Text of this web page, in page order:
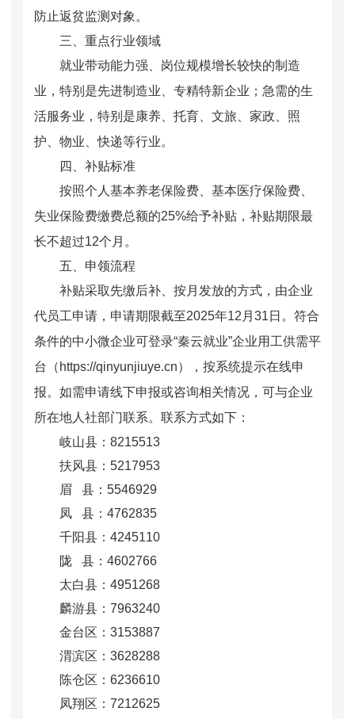
防止返贫监测对象。
三、重点行业领域
就业带动能力强、岗位规模增长较快的制造
业，特别是先进制造业、专精特新企业；急需的生
活服务业，特别是康养、托育、文旅、家政、照
护、物业、快递等行业。
四、补贴标准
按照个人基本养老保险费、基本医疗保险费、
失业保险费缴费总额的25%给予补贴，补贴期限最
长不超过12个月。
五、申领流程
补贴采取先缴后补、按月发放的方式，由企业
代员工申请，申请期限截至2025年12月31日。符合
条件的中小微企业可登录“秦云就业”企业用工供需平
台（https://qinyunjiuye.cn），按系统提示在线申
报。如需申请线下申报或咨询相关情况，可与企业
所在地人社部门联系。联系方式如下：
岐山县：8215513
扶风县：5217953
眉 县：5546929
凤 县：4762835
千阳县：4245110
陇 县：4602766
太白县：4951268
麟游县：7963240
金台区：3153887
渭滨区：3628288
陈仓区：6236610
凤翔区：7212625